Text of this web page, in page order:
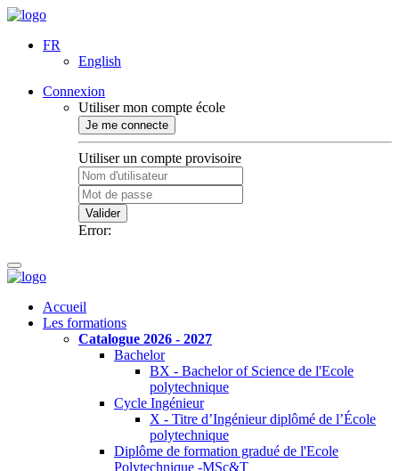
FR
English
Connexion
Utiliser mon compte école
Je me connecte
Utiliser un compte provisoire
Valider
Error:
Accueil
Les formations
Catalogue 2026 - 2027
Bachelor
BX - Bachelor of Science de l'Ecole
polytechnique
Cycle Ingénieur
X - Titre d’Ingénieur diplômé de l’École
polytechnique
Diplôme de formation gradué de l'Ecole
Polytechnique -MSc&T